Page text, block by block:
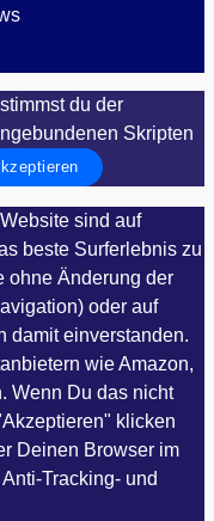
du der
Skripten
sind auf
beste Surferlebnis zu
ohne Änderung der
oder auf
damit einverstanden.
wie Amazon,
Wenn Du das nicht
klicken
Deinen Browser im
Tracking- und